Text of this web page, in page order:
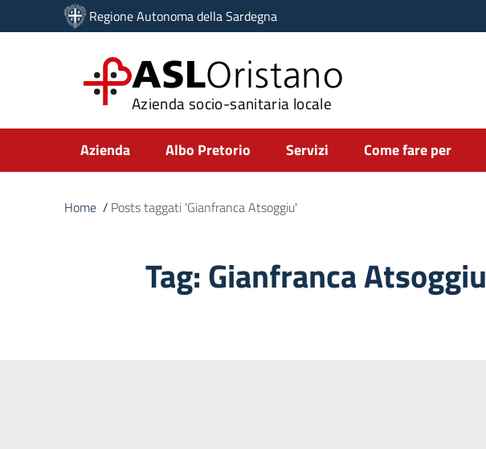
Vai ai contenuti
Vai al menu di navigazione
Regione Autonoma della Sardegna
ASLOristano
Azienda socio-sanitaria locale
Submenu
Azienda Albo Pretorio Servizi Come fare per
Home / Posts taggati 'Gianfranca Atsoggiu'
Tag:Gianfranca Atsoggiu